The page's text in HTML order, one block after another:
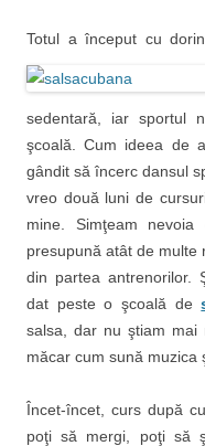
Totul a început cu
sedentară, iar sportul
şcoală. Cum ideea de
gândit să încerc dansul
vreo două luni de
mine. Simţeam
presupună atât de multe
din partea antrenorilor.
dat peste o şcoală de
salsa, dar nu ştiam mai
măcar cum sună muzica
Încet-încet, curs după
poţi să mergi, poţi să